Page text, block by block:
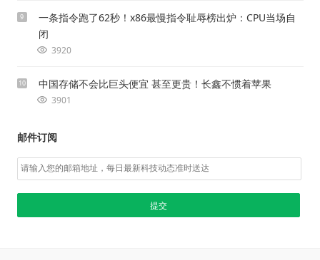
9
一条指令跑了62秒！x86最慢指令耻辱榜出炉：CPU当场自
闭
3920
10 中国存储不会比巨头便宜 甚至更贵！长鑫不惯着苹果
3901
邮件订阅